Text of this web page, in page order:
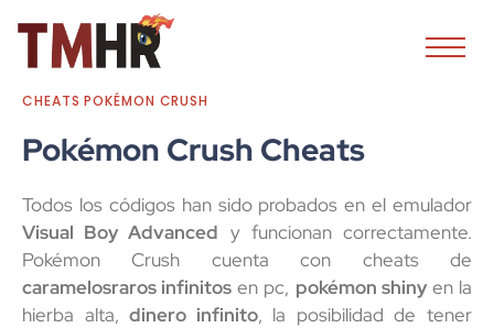
CHEATS POKÉMON CRUSH
Pokémon Crush Cheats
Todos los códigos han sido probados en el emulador
Visual Boy Advanced y funcionan correctamente.
Pokémon Crush cuenta con cheats de
caramelosraros infinitos en pc, pokémon shinyen la
hierba alta,dinero infinito, la posibilidad de tener